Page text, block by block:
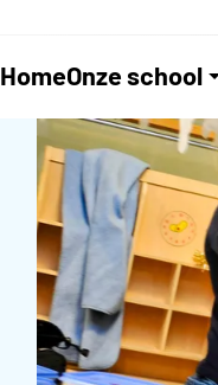
HomeOnze school